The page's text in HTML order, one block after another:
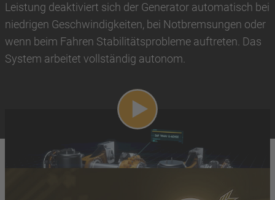
Leistung deaktiviert sich der Generator automatisch bei
niedrigen Geschwindigkeiten, bei Notbremsungen oder
wenn beim Fahren Stabilitätsprobleme auftreten. Das
System arbeitet vollständig autonom.
Video abspielen